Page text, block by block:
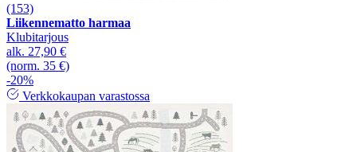
(153)
Liikennematto harmaa
Klubitarjous
alk. 27,90 €
(norm. 35 €)
-20%
Verkkokaupan varastossa